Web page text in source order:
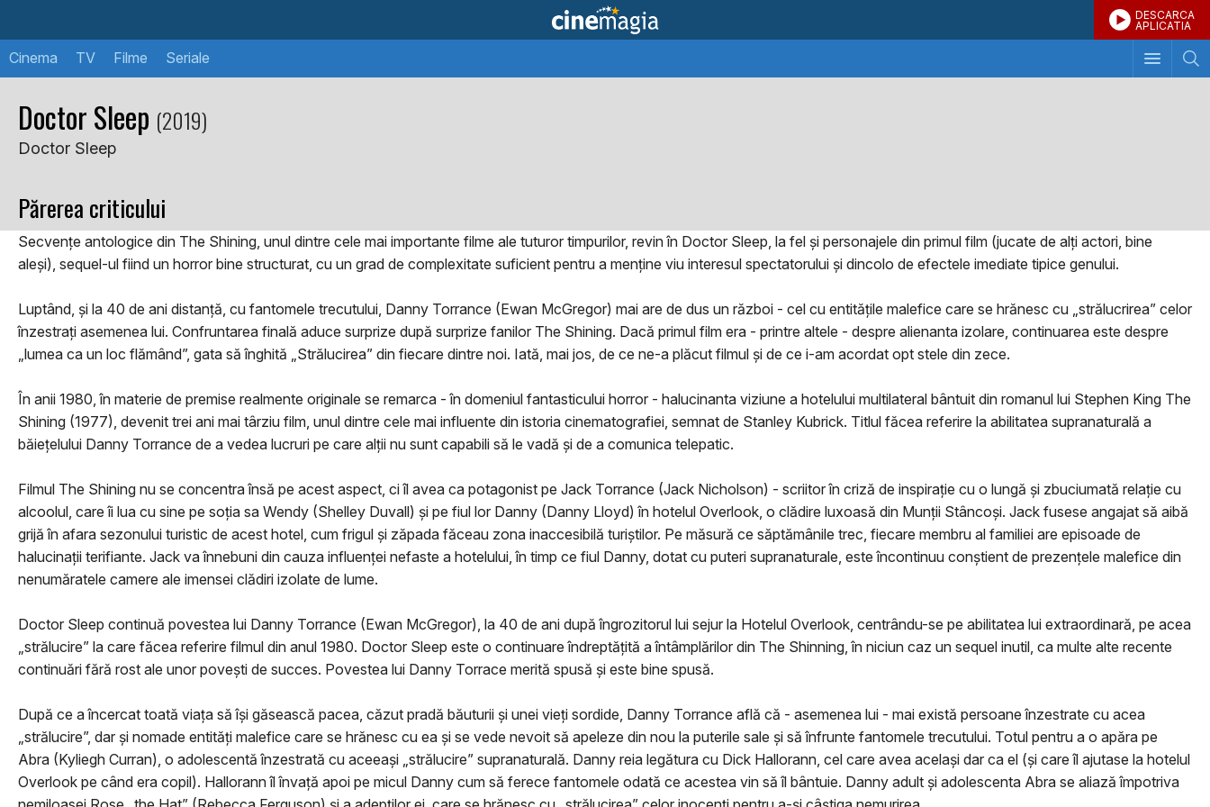
DESCARCA
APLICATIA
Cinema TV Filme Seriale
Doctor Sleep (2019)
Doctor Sleep
Părerea criticului
Secvențe antologice din The Shining, unul dintre cele mai importante filme ale tuturor timpurilor, revin în Doctor Sleep, la fel și personajele din primul film (jucate de alți actori, bine
aleși), sequel-ul fiind un horror bine structurat, cu un grad de complexitate suficient pentru a menţine viu interesul spectatorului şi dincolo de efectele imediate tipice genului.
Luptând, și la 40 de ani distanță, cu fantomele trecutului, Danny Torrance (Ewan McGregor) mai are de dus un război - cel cu entitățile malefice care se hrănesc cu „strălucrirea” celor
înzestrați asemenea lui. Confruntarea finală aduce surprize după surprize fanilor The Shining. Dacă primul film era - printre altele - despre alienanta izolare, continuarea este despre
„lumea ca un loc flămând”, gata să înghită „Strălucirea” din fiecare dintre noi. Iată, mai jos, de ce ne-a plăcut filmul și de ce i-am acordat opt stele din zece.
În anii 1980, în materie de premise realmente originale se remarca - în domeniul fantasticului horror - halucinanta viziune a hotelului multilateral bântuit din romanul lui Stephen King The
Shining (1977), devenit trei ani mai târziu film, unul dintre cele mai influente din istoria cinematografiei, semnat de Stanley Kubrick. Titlul făcea referire la abilitatea supranaturală a
băiețelului Danny Torrance de a vedea lucruri pe care alții nu sunt capabili să le vadă și de a comunica telepatic.
Filmul The Shining nu se concentra însă pe acest aspect, ci îl avea ca potagonist pe Jack Torrance (Jack Nicholson) - scriitor în criză de inspiraţie cu o lungă şi zbuciumată relaţie cu
alcoolul, care îi lua cu sine pe soția sa Wendy (Shelley Duvall) și pe fiul lor Danny (Danny Lloyd) în hotelul Overlook, o clădire luxoasă din Munții Stâncoși. Jack fusese angajat să aibă
grijă în afara sezonului turistic de acest hotel, cum frigul și zăpada făceau zona inaccesibilă turiștilor. Pe măsură ce săptămânile trec, fiecare membru al familiei are episoade de
halucinații terifiante. Jack va înnebuni din cauza influenţei nefaste a hotelului, în timp ce fiul Danny, dotat cu puteri supranaturale, este încontinuu conştient de prezenţele malefice din
nenumăratele camere ale imensei clădiri izolate de lume.
Doctor Sleep continuă povestea lui Danny Torrance (Ewan McGregor), la 40 de ani după îngrozitorul lui sejur la Hotelul Overlook, centrându-se pe abilitatea lui extraordinară, pe acea
„strălucire” la care făcea referire filmul din anul 1980. Doctor Sleep este o continuare îndreptățită a întâmplărilor din The Shinning, în niciun caz un sequel inutil, ca multe alte recente
continuări fără rost ale unor povești de succes. Povestea lui Danny Torrace merită spusă și este bine spusă.
După ce a încercat toată viața să își găsească pacea, căzut pradă băuturii și unei vieți sordide, Danny Torrance află că - asemenea lui - mai există persoane înzestrate cu acea
„strălucire”, dar și nomade entități malefice care se hrănesc cu ea și se vede nevoit să apeleze din nou la puterile sale și să înfrunte fantomele trecutului. Totul pentru a o apăra pe
Abra (Kyliegh Curran), o adolescentă înzestrată cu aceeași „strălucire” supranaturală. Danny reia legătura cu Dick Hallorann, cel care avea același dar ca el (și care îl ajutase la hotelul
Overlook pe când era copil). Hallorann îl învață apoi pe micul Danny cum să ferece fantomele odată ce acestea vin să îl bântuie. Danny adult și adolescenta Abra se aliază împotriva